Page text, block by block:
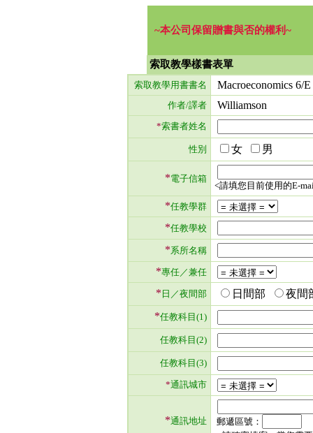
~本公司保留贈書與否的權利~
索取教學樣書表單
索取教學用書書名 Macroeconomics 6/
作者/譯者 Williamson
*索書者姓名
性別 女 男
*電子信箱
<請填您目前使用的E-
*任教學群
*任教學校
*系所名稱
*專任／兼任
* 日／夜間部 日間部
夜
*任教科目(1)
任教科目(2)
任教科目(3)
*通訊城市
*通訊地址
郵遞區號：